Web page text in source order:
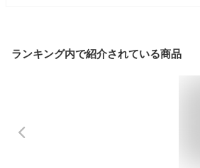
ランキング内で紹介されている商品